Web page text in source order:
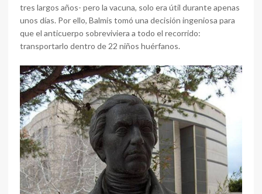
tres largos años- pero la vacuna, solo era útil durante apenas
unos días. Por ello, Balmis tomó una decisión ingeniosa para
que el anticuerpo sobreviviera a todo el recorrido:
transportarlo dentro de 22 niños huérfanos.